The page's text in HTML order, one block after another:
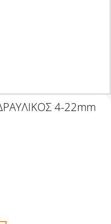
4-22mm
22mm INGCO - HHSC0122